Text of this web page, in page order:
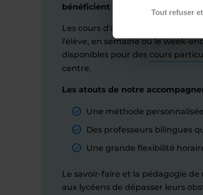
Tout refuser
bénéficient d'une méthode sur
Les cours d'anglais sont
l'élève, en semaine ou le week-
disponibles pour des cours
centre.
Les atouts de notre
Une méthode personnalisée
Des professeurs bilingues
Une grande flexibilité
Le savoir-faire et la pédagogie
aux lycéens de dépasser leurs